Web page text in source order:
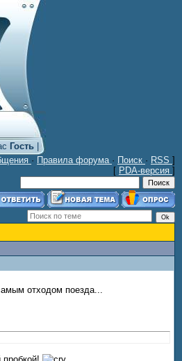
Гость|
· Правила форума · Поиск · RSS ]
[ PDA-версия ]
отходом поезда...